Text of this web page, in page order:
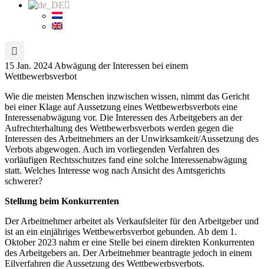
15 Jan. 2024 Abwägung der Interessen bei einem
Wettbewerbsverbot
Wie die meisten Menschen inzwischen wissen, nimmt das Gericht
bei einer Klage auf Aussetzung eines Wettbewerbsverbots eine
Interessenabwägung vor. Die Interessen des Arbeitgebers an der
Aufrechterhaltung des Wettbewerbsverbots werden gegen die
Interessen des Arbeitnehmers an der Unwirksamkeit/Aussetzung des
Verbots abgewogen. Auch im vorliegenden Verfahren des
vorläufigen Rechtsschutzes fand eine solche Interessenabwägung
statt. Welches Interesse wog nach Ansicht des Amtsgerichts
schwerer?
Stellung beim Konkurrenten
Der Arbeitnehmer arbeitet als Verkaufsleiter für den Arbeitgeber und
ist an ein einjähriges Wettbewerbsverbot gebunden. Ab dem 1.
Oktober 2023 nahm er eine Stelle bei einem direkten Konkurrenten
des Arbeitgebers an. Der Arbeitnehmer beantragte jedoch in einem
Eilverfahren die Aussetzung des Wettbewerbsverbots.